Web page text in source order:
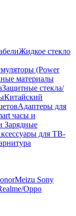
Жидкое стекло
(Power
материалы
Защитные стекла/
Китайский
Адаптеры для
часы и
Зарядные
для ТВ-
Meizu Sony
Oppo